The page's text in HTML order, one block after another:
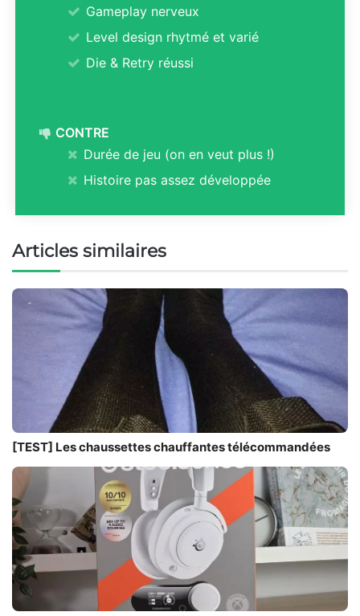
Gameplay nerveux
Level design rhytmé et varié
Die & Retry réussi
CONTRE
Durée de jeu (on en veut plus !)
Histoire pas assez développée
Articles similaires
[TEST] Les chaussettes chauffantes télécommandées